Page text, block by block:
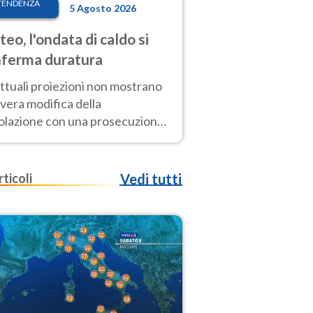
5 Agosto 2026
l'ondata di caldo si
duratura
proiezioni non mostrano
modifica della
con una prosecuzione
fuori scala per molti
Vedi tutti